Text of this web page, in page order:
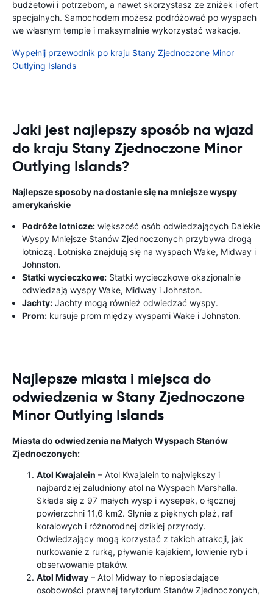
budżetowi i potrzebom, a nawet skorzystasz ze zniżek i ofert
specjalnych. Samochodem możesz podróżować po wyspach
we własnym tempie i maksymalnie wykorzystać wakacje.
Wypełnij przewodnik po kraju Stany Zjednoczone Minor
Outlying Islands
Jaki jest najlepszy sposób na wjazd
do kraju Stany Zjednoczone Minor
Outlying Islands?
Najlepsze sposoby na dostanie się na mniejsze wyspy
amerykańskie
Podróże lotnicze: większość osób odwiedzających Dalekie
Wyspy Mniejsze Stanów Zjednoczonych przybywa drogą
lotniczą. Lotniska znajdują się na wyspach Wake, Midway i
Johnston.
Statki wycieczkowe: Statki wycieczkowe okazjonalnie
odwiedzają wyspy Wake, Midway i Johnston.
Jachty: Jachty mogą również odwiedzać wyspy.
Prom: kursuje prom między wyspami Wake i Johnston.
Najlepsze miasta i miejsca do
odwiedzenia w Stany Zjednoczone
Minor Outlying Islands
Miasta do odwiedzenia na Małych Wyspach Stanów
Zjednoczonych:
Atol Kwajalein – Atol Kwajalein to największy i
najbardziej zaludniony atol na Wyspach Marshalla.
Składa się z 97 małych wysp i wysepek, o łącznej
powierzchni 11,6 km2. Słynie z pięknych plaż, raf
koralowych i różnorodnej dzikiej przyrody.
Odwiedzający mogą korzystać z takich atrakcji, jak
nurkowanie z rurką, pływanie kajakiem, łowienie ryb i
obserwowanie ptaków.
Atol Midway – Atol Midway to nieposiadające
osobowości prawnej terytorium Stanów Zjednoczonych,